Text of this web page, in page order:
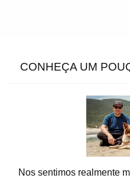
CONHEÇA UM
Nos sentimos realmente